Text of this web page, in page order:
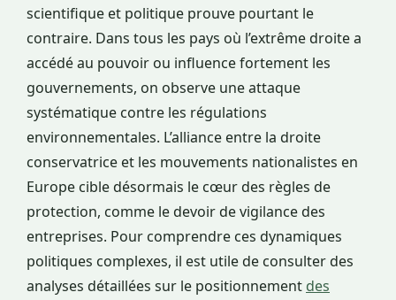
scientifique et politique prouve pourtant le
contraire. Dans tous les pays où l’extrême droite a
accédé au pouvoir ou influence fortement les
gouvernements, on observe une attaque
systématique contre les régulations
environnementales. L’alliance entre la droite
conservatrice et les mouvements nationalistes en
Europe cible désormais le cœur des règles de
protection, comme le devoir de vigilance des
entreprises. Pour comprendre ces dynamiques
politiques complexes, il est utile de consulter des
analyses détaillées sur le positionnement des